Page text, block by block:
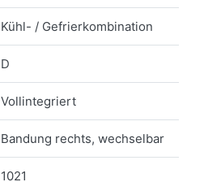
Kühl- / Gefrierkombination
D
Vollintegriert
Bandung rechts, wechselbar
1021